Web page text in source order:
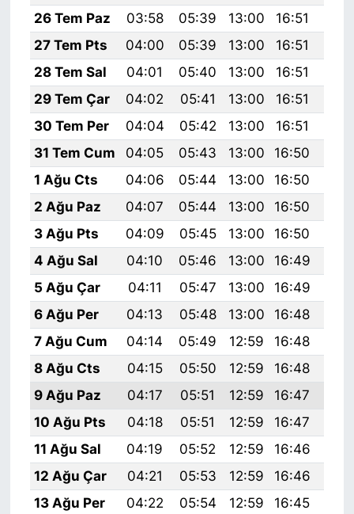
26 Tem Paz
03:58 05:39 13:00 16:51
27 Tem Pts
04:00 05:39 13:00 16:51
28 Tem Sal
04:01 05:40 13:00 16:51
29 Tem Çar
04:02 05:41 13:00 16:51
30 Tem Per
04:04 05:42 13:00 16:51
31 Tem Cum
04:05 05:43 13:00 16:50
1 Ağu Cts
04:06 05:44 13:00 16:50
2 Ağu Paz
04:07 05:44 13:00 16:50
3 Ağu Pts
04:09 05:45 13:00 16:50
4 Ağu Sal
04:10 05:46 13:00 16:49
5 Ağu Çar
04:11 05:47 13:00 16:49
6 Ağu Per
04:13 05:48 13:00 16:48
7 Ağu Cum
04:14 05:49 12:59 16:48
8 Ağu Cts
04:15 05:50 12:59 16:48
9 Ağu Paz
04:17 05:51 12:59 16:47
10 Ağu Pts
04:18 05:51 12:59 16:47
11 Ağu Sal
04:19 05:52 12:59 16:46
12 Ağu Çar
04:21 05:53 12:59 16:46
13 Ağu Per
04:22 05:54 12:59 16:45